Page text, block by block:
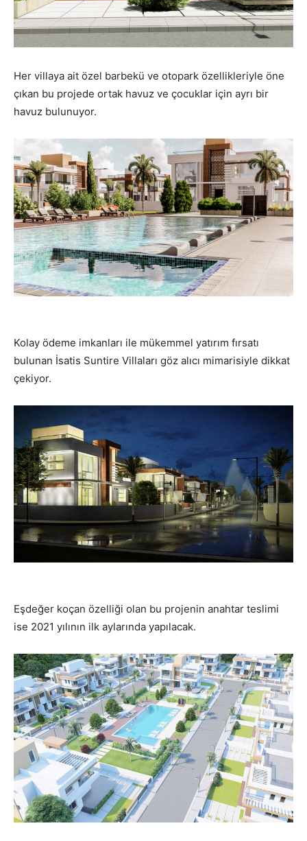
Her villaya ait özel barbekü ve otopark özellikleriyle öne
çıkan bu projede ortak havuz ve çocuklar için ayrı bir
havuz bulunuyor.
Kolay ödeme imkanları ile mükemmel yatırım fırsatı
bulunan İsatis Suntire Villaları göz alıcı mimarisiyle dikkat
çekiyor.
Eşdeğer koçan özelliği olan bu projenin anahtar teslimi
ise 2021 yılının ilk aylarında yapılacak.